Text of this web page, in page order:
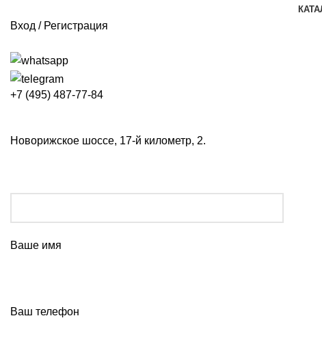
Вход / Регистрация
+7 (495) 487-77-84
Новорижское шоссе, 17-й километр, 2.
Ваше имя
Ваш телефон